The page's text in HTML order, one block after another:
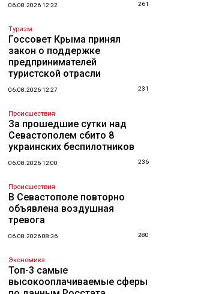
06.08.2026 12:32 261
Туризм
Госсовет Крыма принял
закон о поддержке
предпринимателей
туристской отрасли
06.08.2026 12:27 231
Происшествия
За прошедшие сутки над
Севастополем сбито 8
украинских беспилотников
06.08.2026 12:00 236
Происшествия
В Севастополе повторно
объявлена воздушная
тревога
06.08.2026 08:36 280
Экономика
Топ-3 самые
высокооплачиваемые сферы